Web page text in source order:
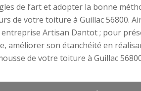
de l’art et adopter la bonne
de votre toiture à Guillac 56800.
Artisan Dantot ; pour
améliorer son étanchéité en
de votre toiture à Guillac